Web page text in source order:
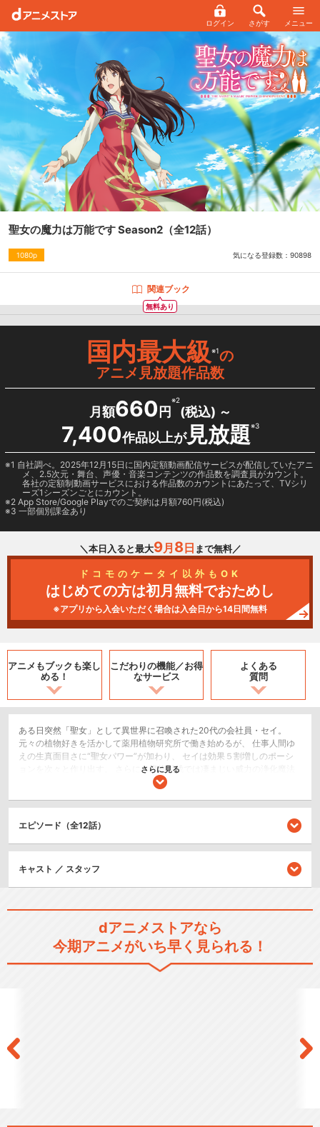
ログイン さがす メニュー
聖女の魔力は万能です Season2 （全12話）
1080p 気になる登録数： 90898
無料あり
関連ブック
国内最大級※1の
アニメ見放題作品数
月額660 円
※2
(税込) ～
7,400作品以上が見放題※3
1 自社調べ。2025年12月15日に国内定額動画配信サービスが配信していたアニ
メ、2.5次元・舞台、声優・音楽コンテンツの作品数を調査員がカウント。
各社の定額制動画サービスにおける作品数のカウントにあたって、TVシリ
ーズ1シーズンごとにカウント。
2 App Store/Google Playでのご契約は月額760円(税込)
3 一部個別課金あり
＼本日入ると最大9月 8日 まで無料／
ドコモのケータイ以外もOK
はじめての方は初月無料でおためし
※アプリから入会いただく場合は入会日から14日間無料
アニメもブックも楽し
める！
こだわりの機能／お得
なサービス
よくある
質問
ある日突然「聖女」として異世界に召喚された20代の会社員・セイ。
元々の植物好きを活かして薬用植物研究所で働き始めるが、 仕事人間ゆ
えの生真面目さに“聖女パワー”が加わり、 セイは効果５割増しのポーシ
ョンを次々と作り出す。 さらに、魔物討伐では凄まじい威力の浄化魔法
を発動し、セイの評価は爆上がり！ 「聖女」であることも正式に認めら
な彼女を見守り支えてくれるのは、 研究所のヨハンやジュード、宮廷魔
道師団のユーリ、 そして、互いに惹かれ合いながらも、いまだ恋人未満
な“氷の騎士様”アルベルトだった。 王国の最重要人物となってからも相
変わらず研究三昧なセイだが、 アルベルトとの仲は少しずつ深まって、
シリーズ／関連のアニメ作品
聖女の魔力は万能です
さらに見る
エピソード（全12話）
キャスト ／ スタッフ
dアニメストアなら
今期アニメがいち早く見られる！